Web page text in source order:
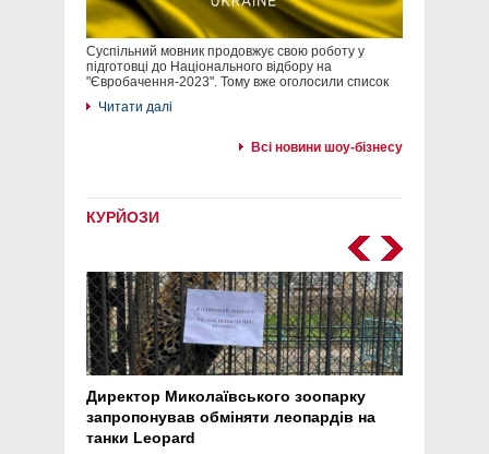
Суспільний мовник продовжує свою роботу у
підготовці до Національного відбору на
"Євробачення-2023". Тому вже оголосили список
Читати далі
Всі новини шоу-бізнесу
КУРЙОЗИ
Директор Миколаївського зоопарку
запропонував обміняти леопардів на
танки Leopard